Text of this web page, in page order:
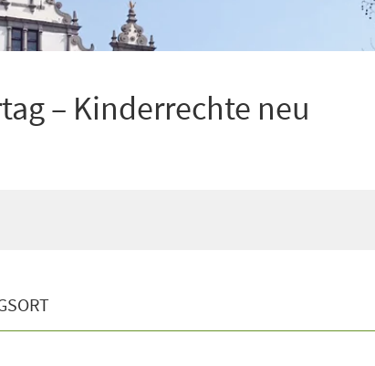
– Kinderrechte neu